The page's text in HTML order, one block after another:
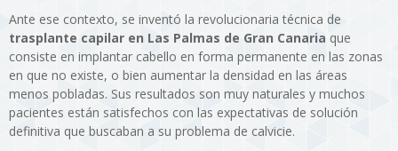
Ante ese contexto, se inventó la revolucionaria técnica de
trasplante capilar en Las Palmas de Gran Canaria que
consiste en implantar cabello en forma permanente en las zonas
en que no existe, o bien aumentar la densidad en las áreas
menos pobladas. Sus resultados son muy naturales y muchos
pacientes están satisfechos con las expectativas de solución
definitiva que buscaban a su problema de calvicie.